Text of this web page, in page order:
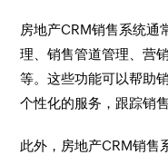
房地产CRM销售系统通
理、销售管道管理、营
等。这些功能可以帮助
个性化的服务，跟踪销
此外，房地产CRM销售